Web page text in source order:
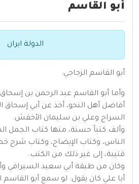
أبو القاسم
الدولة ايران
أبو القاسم الزجاجي:
وأما أبو القاسم عبد الرحمن بن
أفاضل أهل النحو، أخذ عن أبي إسحاق
السراج وعلي بن سليمان الأخفش.
وألف كتباً حسنة، منها كتاب الجمل
الناس، وكتاب الإيضاح، وكتاب شرح
قتيبة، إلى غير ذلك من الكتب.
وكان من طبقة أبي سعيد السيرافي
أبا علي كان يقول: لو سمع أبو القاسم